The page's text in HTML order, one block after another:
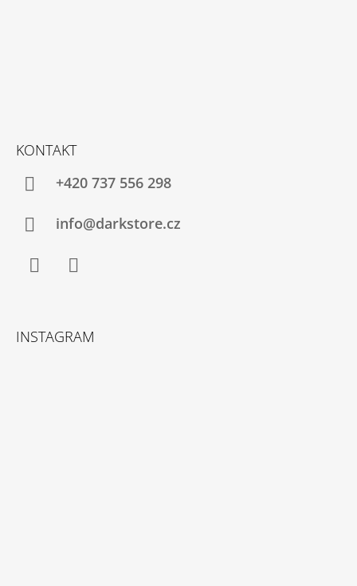
KONTAKT
+420 737 556 298
info@darkstore.cz
INSTAGRAM